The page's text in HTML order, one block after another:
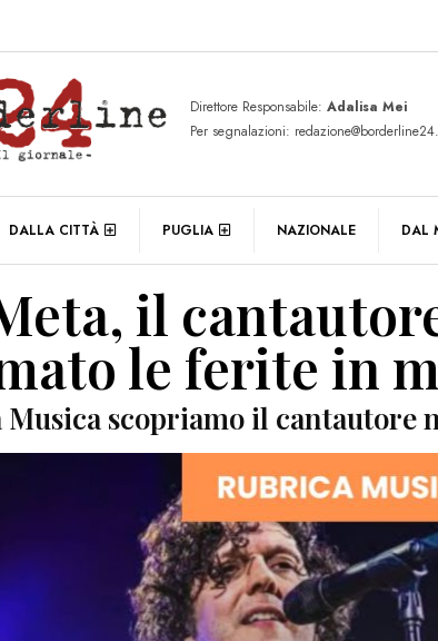
Direttore Responsabile: Adalisa Mei
Per segnalazioni:
DALLA CITTÀ PUGLIA NAZIONALE DAL
il
le ferite in
scopriamo il cantautore